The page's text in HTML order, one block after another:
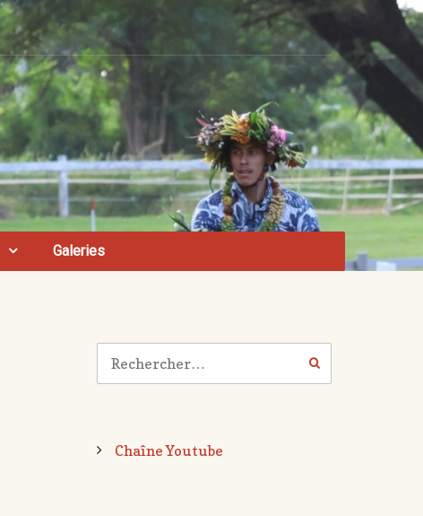
Galeries
Chaîne Youtube